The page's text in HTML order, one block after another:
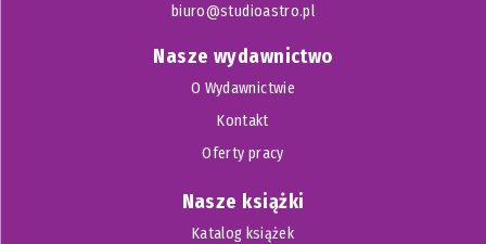
biuro@studioastro.pl
Nasze wydawnictwo
O Wydawnictwie
Kontakt
Oferty pracy
Nasze książki
Katalog książek